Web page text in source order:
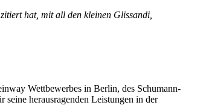
hat, mit all den kleinen Glissandi,
Wettbewerbes in Berlin, des Schumann-
herausragenden Leistungen in der